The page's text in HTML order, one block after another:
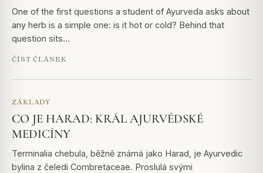
One of the first questions a student of Ayurveda asks about
any herb is a simple one: is it hot or cold? Behind that
question sits…
ČÍST ČLÁNEK
ZÁKLADY
CO JE HARAD: KRÁL AJURVÉDSKÉ
MEDICÍNY
Terminalia chebula, běžně známá jako Harad, je Ayurvedic
bylina z čeledi Combretaceae. Proslulá svými